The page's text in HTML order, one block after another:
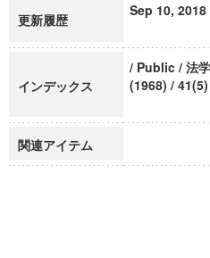
更新履歴
Sep 10, 2018
インデックス
/ Public / 法
(1968) /
関連アイテム